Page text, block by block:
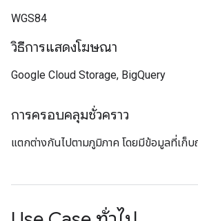
WGS84
วิธีการแสดงโฆษณา
Google Cloud Storage, BigQuery
การครอบคลุมชั่วคราว
แตกต่างกันไปตามภูมิภาค โดยมีข้อมูลที่เก็บ